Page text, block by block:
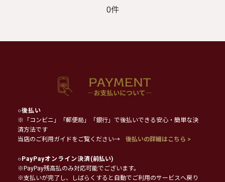
0件
○後払い
※「コンビニ」「郵便局」「銀行」で後払いできる安心・簡単な決
済方法です
当店のご利用ガイドをご覧ください→
後払いの詳細はこちら >
○PayPayオンライン決済(前払い)
※PayPay残高払のみ対応可能でございます。
※支払いが完了し、しばらくすると自動でご利用のサービスへ戻り